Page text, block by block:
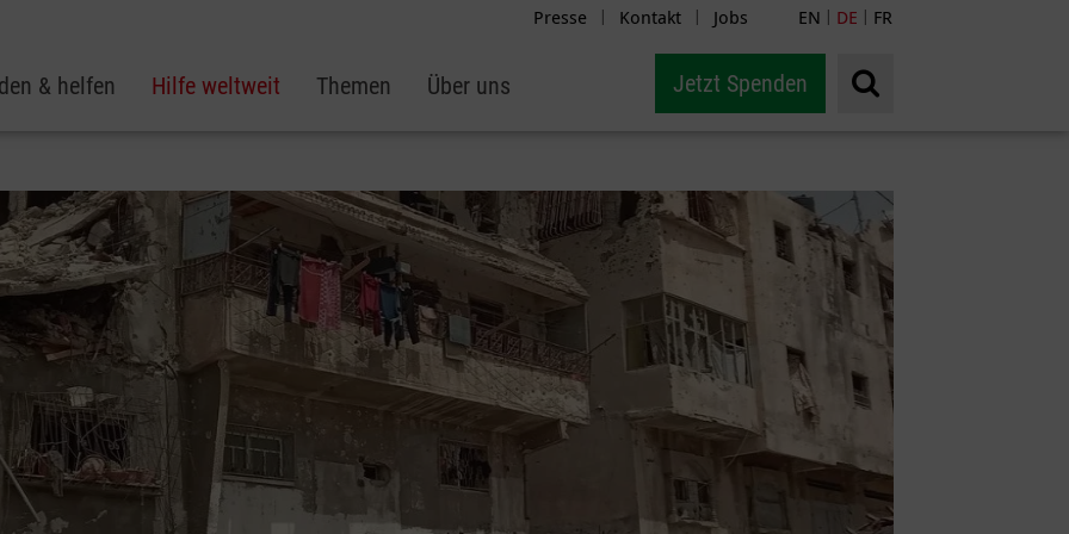
Presse | Kontakt | Jobs EN | DE | FR
& helfen Hilfe weltweit Themen Über uns Jetzt Spenden